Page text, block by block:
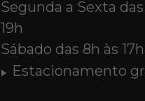
Segunda a Sexta
19h
Sábado das 8h às
Estacionamento